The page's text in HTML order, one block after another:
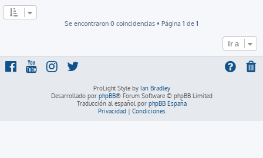
Se encontraron 0 coincidencias • Página 1 de 1
Ir a
ProLight Style by Ian Bradley
Desarrollado por phpBB® Forum Software © phpBB Limited
Traducción al español por phpBB España
Privacidad| Condiciones